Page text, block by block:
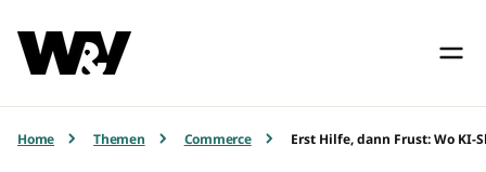
Home Themen Commerce Erst Hilfe, dann Frust: Wo